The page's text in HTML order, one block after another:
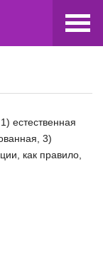
естественная
3)
как правило,